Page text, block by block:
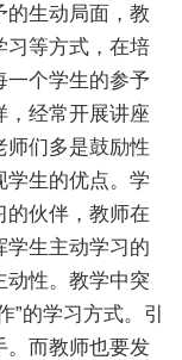
的生动局面，教
习等方式，在培
一个学生的参予
，经常开展讲座
师们多是鼓励性
学生的优点。学
的伙伴，教师在
学生主动学习的
动性。教学中突
”的学习方式。引
。而教师也要发